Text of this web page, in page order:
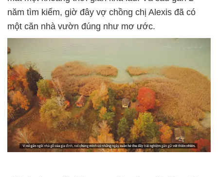
năm tìm kiếm, giờ đây vợ chồng chị Alexis đã có
một căn nhà vườn đúng như mơ ước.